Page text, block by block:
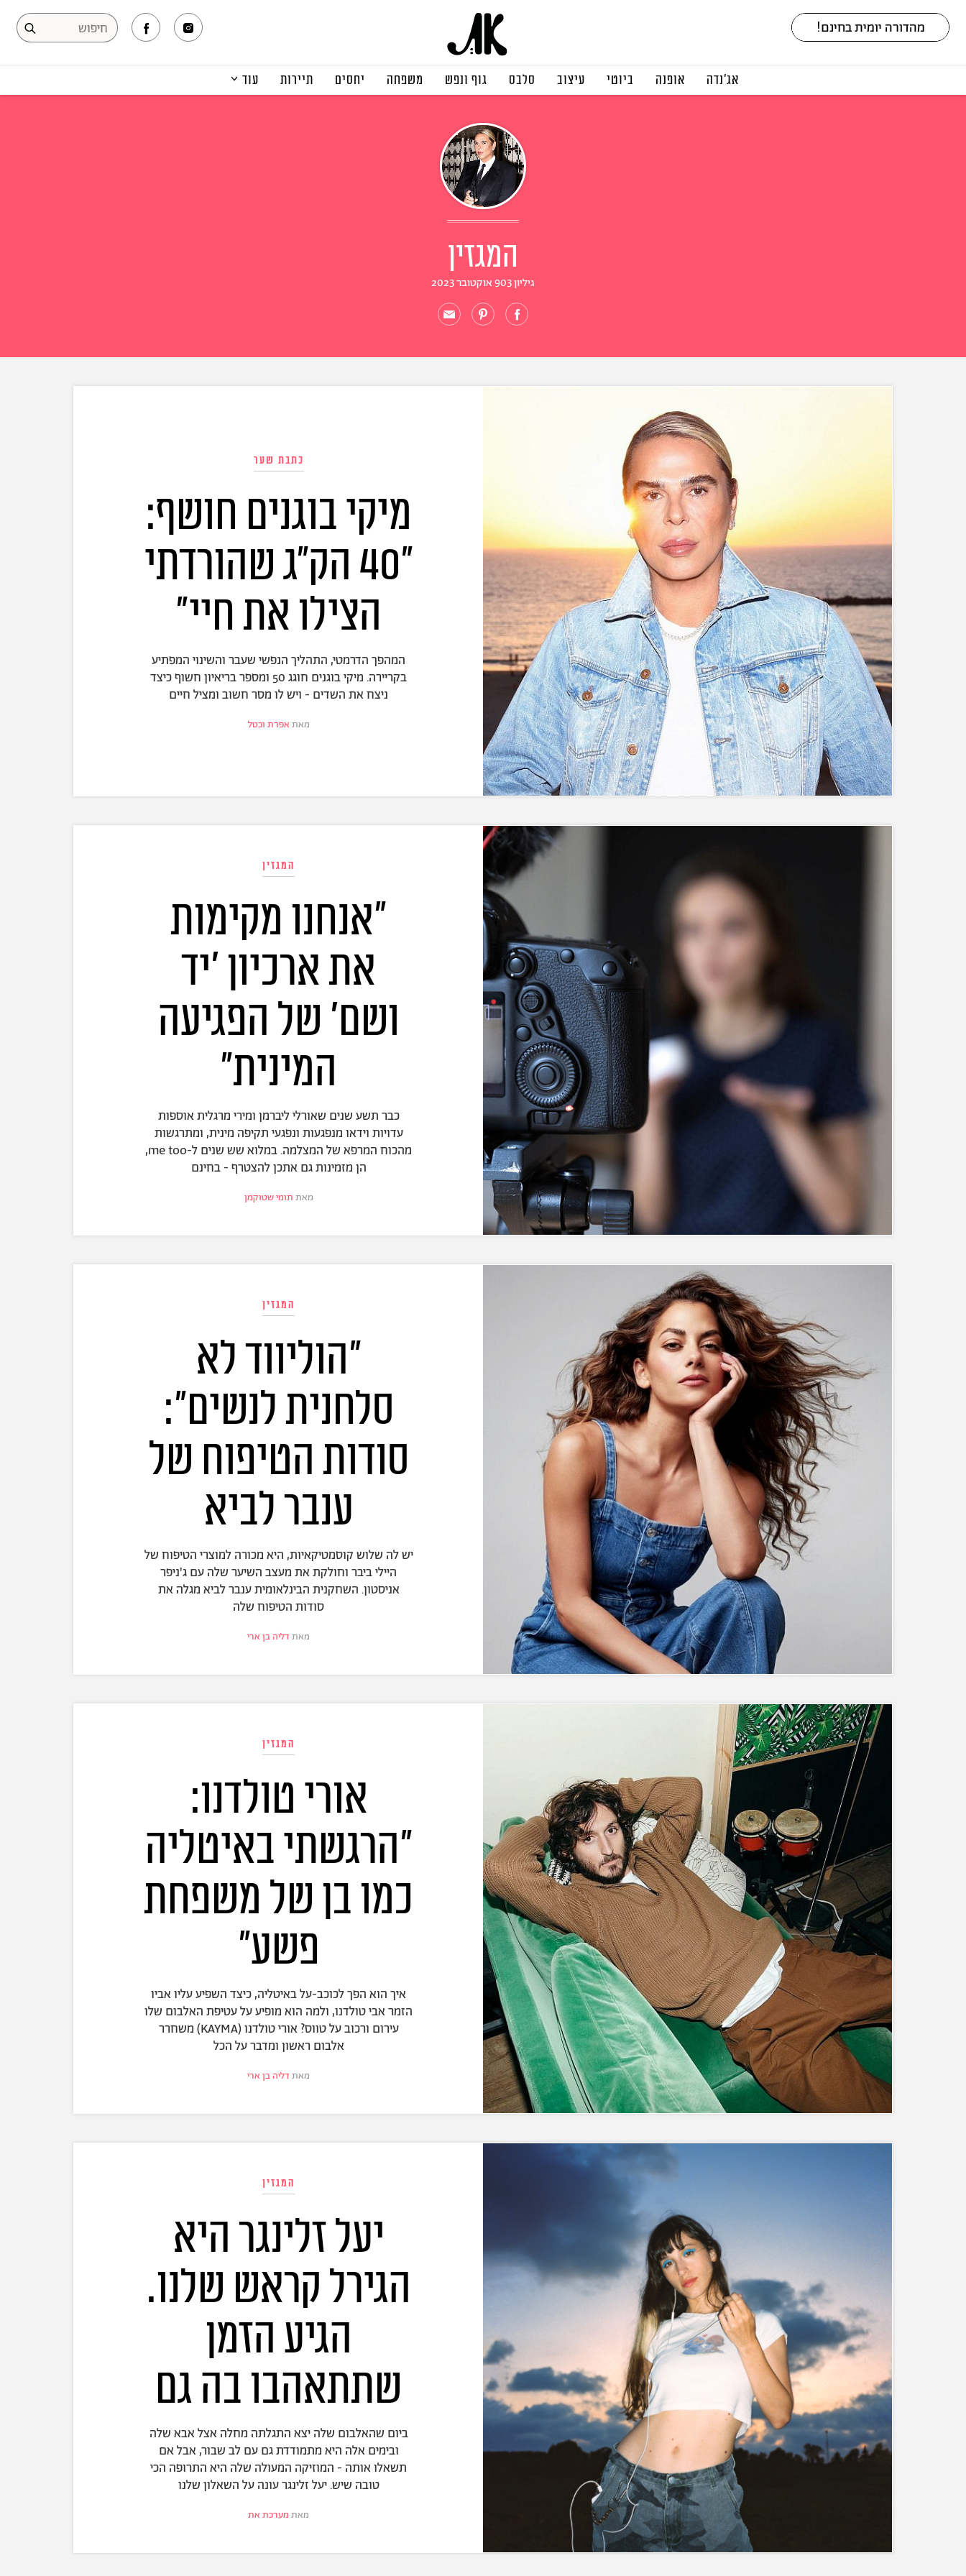
אג׳נדה אופנה ביוטי עיצוב סלבס גוף ונפש משפחה יחסים תיירות עוד
המגזין
גיליון 903 אוקטובר 2023
כתבת שער
מיקי בוגנים חושף:
"40 הק"ג שהורדתי
הצילו את חיי"
המהפך הדרמטי, התהליך הנפשי שעבר והשינוי המפתיע
בקריירה. מיקי בוגנים חוגג 50 ומספר בריאיון חשוף כיצד
ניצח את השדים - ויש לו מסר חשוב ומציל חיים
מאת אפרת וכטל
המגזין
"אנחנו מקימות
את ארכיון 'יד
ושם' של הפגיעה
המינית"
כבר תשע שנים שאורלי ליברמן ומירי מרגלית אוספות
עדויות וידאו מנפגעות ונפגעי תקיפה מינית, ומתרגשות
מהכוח המרפא של המצלמה. במלוא שש שנים ל-me too,
הן מזמינות גם אתכן להצטרף - בחינם
מאת תומי שטוקמן
המגזין
"הוליווד לא
סלחנית לנשים":
סודות הטיפוח של
ענבר לביא
יש לה שלוש קוסמטיקאיות, היא מכורה למוצרי הטיפוח של
היילי ביבר וחולקת את מעצב השיער שלה עם ג'ניפר
אניסטון. השחקנית הבינלאומית ענבר לביא מגלה את
סודות הטיפוח שלה
מאת דליה בן ארי
המגזין
אורי טולדנו:
"הרגשתי באיטליה
כמו בן של משפחת
פשע"
איך הוא הפך לכוכב-על באיטליה, כיצד השפיע עליו אביו
הזמר אבי טולדנו, ולמה הוא מופיע על עטיפת האלבום שלו
עירום ורכוב על טווס? אורי טולדנו (KAYMA) משחרר
אלבום ראשון ומדבר על הכל
מאת דליה בן ארי
המגזין
יעל זלינגר היא
הגירל קראש שלנו.
הגיע הזמן
שתתאהבו בה גם
ביום שהאלבום שלה יצא התגלתה מחלה אצל אבא שלה
ובימים אלה היא מתמודדת גם עם לב שבור, אבל אם
תשאלו אותה - המוזיקה המעולה שלה היא התרופה הכי
טובה שיש. יעל זלינגר עונה על השאלון שלנו
מאת מערכת את